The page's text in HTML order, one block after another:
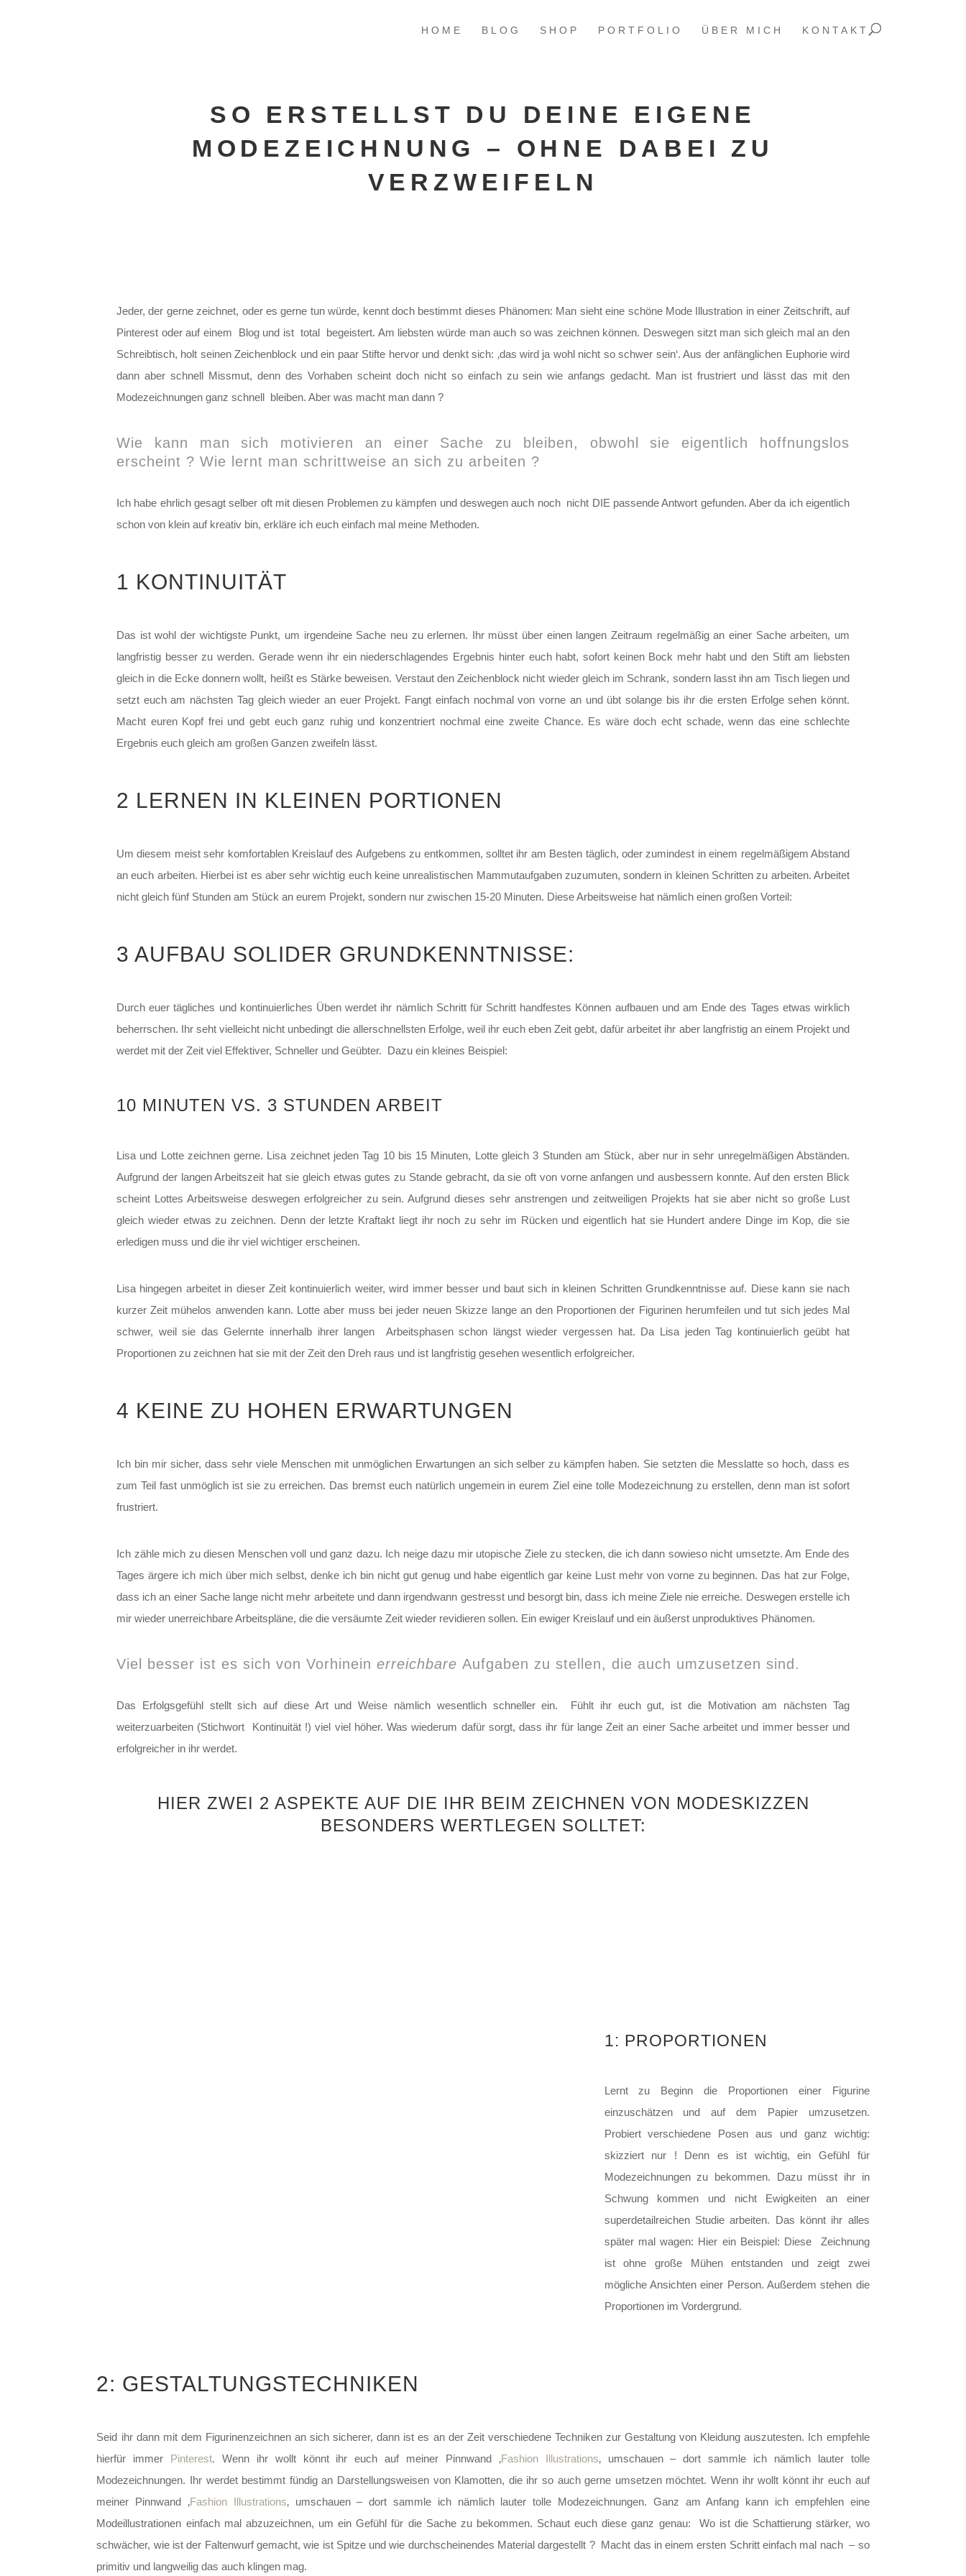
HOME BLOG SHOP PORTFOLIO ÜBER MICH KONTAKT
SO ERSTELLST DU DEINE EIGENE
MODEZEICHNUNG – OHNE DABEI ZU
VERZWEIFELN
Jeder, der gerne zeichnet, oder es gerne tun würde, kennt doch bestimmt dieses Phänomen: Man sieht eine schöne Mode Illustration in einer Zeitschrift, auf
Pinterest oder auf einem Blog und ist total begeistert. Am liebsten würde man auch so was zeichnen können. Deswegen sitzt man sich gleich mal an den
Schreibtisch, holt seinen Zeichenblock und ein paar Stifte hervor und denkt sich: ‚das wird ja wohl nicht so schwer sein‘. Aus der anfänglichen Euphorie wird
dann aber schnell Missmut, denn des Vorhaben scheint doch nicht so einfach zu sein wie anfangs gedacht. Man ist frustriert und lässt das mit den
Modezeichnungen ganz schnell bleiben. Aber was macht man dann ?
Wie kann man sich motivieren an einer Sache zu bleiben, obwohl sie eigentlich hoffnungslos
erscheint ? Wie lernt man schrittweise an sich zu arbeiten ?
Ich habe ehrlich gesagt selber oft mit diesen Problemen zu kämpfen und deswegen auch noch nicht DIE passende Antwort gefunden. Aber da ich eigentlich
schon von klein auf kreativ bin, erkläre ich euch einfach mal meine Methoden.
1 KONTINUITÄT
Das ist wohl der wichtigste Punkt, um irgendeine Sache neu zu erlernen. Ihr müsst über einen langen Zeitraum regelmäßig an einer Sache arbeiten, um
langfristig besser zu werden. Gerade wenn ihr ein niederschlagendes Ergebnis hinter euch habt, sofort keinen Bock mehr habt und den Stift am liebsten
gleich in die Ecke donnern wollt, heißt es Stärke beweisen. Verstaut den Zeichenblock nicht wieder gleich im Schrank, sondern lasst ihn am Tisch liegen und
setzt euch am nächsten Tag gleich wieder an euer Projekt. Fangt einfach nochmal von vorne an und übt solange bis ihr die ersten Erfolge sehen könnt.
Macht euren Kopf frei und gebt euch ganz ruhig und konzentriert nochmal eine zweite Chance. Es wäre doch echt schade, wenn das eine schlechte
Ergebnis euch gleich am großen Ganzen zweifeln lässt.
2 LERNEN IN KLEINEN PORTIONEN
Um diesem meist sehr komfortablen Kreislauf des Aufgebens zu entkommen, solltet ihr am Besten täglich, oder zumindest in einem regelmäßigem Abstand
an euch arbeiten. Hierbei ist es aber sehr wichtig euch keine unrealistischen Mammutaufgaben zuzumuten, sondern in kleinen Schritten zu arbeiten. Arbeitet
nicht gleich fünf Stunden am Stück an eurem Projekt, sondern nur zwischen 15-20 Minuten. Diese Arbeitsweise hat nämlich einen großen Vorteil:
3 AUFBAU SOLIDER GRUNDKENNTNISSE:
Durch euer tägliches und kontinuierliches Üben werdet ihr nämlich Schritt für Schritt handfestes Können aufbauen und am Ende des Tages etwas wirklich
beherrschen. Ihr seht vielleicht nicht unbedingt die allerschnellsten Erfolge, weil ihr euch eben Zeit gebt, dafür arbeitet ihr aber langfristig an einem Projekt und
werdet mit der Zeit viel Effektiver, Schneller und Geübter. Dazu ein kleines Beispiel:
10 MINUTEN VS. 3 STUNDEN ARBEIT
Lisa und Lotte zeichnen gerne. Lisa zeichnet jeden Tag 10 bis 15 Minuten, Lotte gleich 3 Stunden am Stück, aber nur in sehr unregelmäßigen Abständen.
Aufgrund der langen Arbeitszeit hat sie gleich etwas gutes zu Stande gebracht, da sie oft von vorne anfangen und ausbessern konnte. Auf den ersten Blick
scheint Lottes Arbeitsweise deswegen erfolgreicher zu sein. Aufgrund dieses sehr anstrengen und zeitweiligen Projekts hat sie aber nicht so große Lust
gleich wieder etwas zu zeichnen. Denn der letzte Kraftakt liegt ihr noch zu sehr im Rücken und eigentlich hat sie Hundert andere Dinge im Kop, die sie
erledigen muss und die ihr viel wichtiger erscheinen.
Lisa hingegen arbeitet in dieser Zeit kontinuierlich weiter, wird immer besser und baut sich in kleinen Schritten Grundkenntnisse auf. Diese kann sie nach
kurzer Zeit mühelos anwenden kann. Lotte aber muss bei jeder neuen Skizze lange an den Proportionen der Figurinen herumfeilen und tut sich jedes Mal
schwer, weil sie das Gelernte innerhalb ihrer langen Arbeitsphasen schon längst wieder vergessen hat. Da Lisa jeden Tag kontinuierlich geübt hat
Proportionen zu zeichnen hat sie mit der Zeit den Dreh raus und ist langfristig gesehen wesentlich erfolgreicher.
4 KEINE ZU HOHEN ERWARTUNGEN
Ich bin mir sicher, dass sehr viele Menschen mit unmöglichen Erwartungen an sich selber zu kämpfen haben. Sie setzten die Messlatte so hoch, dass es
zum Teil fast unmöglich ist sie zu erreichen. Das bremst euch natürlich ungemein in eurem Ziel eine tolle Modezeichnung zu erstellen, denn man ist sofort
frustriert.
Ich zähle mich zu diesen Menschen voll und ganz dazu. Ich neige dazu mir utopische Ziele zu stecken, die ich dann sowieso nicht umsetzte. Am Ende des
Tages ärgere ich mich über mich selbst, denke ich bin nicht gut genug und habe eigentlich gar keine Lust mehr von vorne zu beginnen. Das hat zur Folge,
dass ich an einer Sache lange nicht mehr arbeitete und dann irgendwann gestresst und besorgt bin, dass ich meine Ziele nie erreiche. Deswegen erstelle ich
mir wieder unerreichbare Arbeitspläne, die die versäumte Zeit wieder revidieren sollen. Ein ewiger Kreislauf und ein äußerst unproduktives Phänomen.
Viel besser ist es sich von Vorhinein erreichbare Aufgaben zu stellen, die auch umzusetzen sind.
Das Erfolgsgefühl stellt sich auf diese Art und Weise nämlich wesentlich schneller ein. Fühlt ihr euch gut, ist die Motivation am nächsten Tag
weiterzuarbeiten (Stichwort Kontinuität !) viel viel höher. Was wiederum dafür sorgt, dass ihr für lange Zeit an einer Sache arbeitet und immer besser und
erfolgreicher in ihr werdet.
HIER ZWEI 2 ASPEKTE AUF DIE IHR BEIM ZEICHNEN VON MODESKIZZEN
BESONDERS WERTLEGEN SOLLTET:
1: PROPORTIONEN
Lernt zu Beginn die Proportionen einer Figurine
einzuschätzen und auf dem Papier umzusetzen.
Probiert verschiedene Posen aus und ganz wichtig:
skizziert nur ! Denn es ist wichtig, ein Gefühl für
Modezeichnungen zu bekommen. Dazu müsst ihr in
Schwung kommen und nicht Ewigkeiten an einer
superdetailreichen Studie arbeiten. Das könnt ihr alles
später mal wagen: Hier ein Beispiel: Diese Zeichnung
ist ohne große Mühen entstanden und zeigt zwei
mögliche Ansichten einer Person. Außerdem stehen die
Proportionen im Vordergrund.
2: GESTALTUNGSTECHNIKEN
Seid ihr dann mit dem Figurinenzeichnen an sich sicherer, dann ist es an der Zeit verschiedene Techniken zur Gestaltung von Kleidung auszutesten. Ich empfehle
hierfür immer Pinterest. Wenn ihr wollt könnt ihr euch auf meiner Pinnwand ‚Fashion Illustrations‚ umschauen – dort sammle ich nämlich lauter tolle
Modezeichnungen. Ihr werdet bestimmt fündig an Darstellungsweisen von Klamotten, die ihr so auch gerne umsetzen möchtet. Wenn ihr wollt könnt ihr euch auf
meiner Pinnwand ‚Fashion Illustrations‚ umschauen – dort sammle ich nämlich lauter tolle Modezeichnungen. Ganz am Anfang kann ich empfehlen eine
Modeillustrationen einfach mal abzuzeichnen, um ein Gefühl für die Sache zu bekommen. Schaut euch diese ganz genau: Wo ist die Schattierung stärker, wo
schwächer, wie ist der Faltenwurf gemacht, wie ist Spitze und wie durchscheinendes Material dargestellt ? Macht das in einem ersten Schritt einfach mal nach – so
primitiv und langweilig das auch klingen mag.